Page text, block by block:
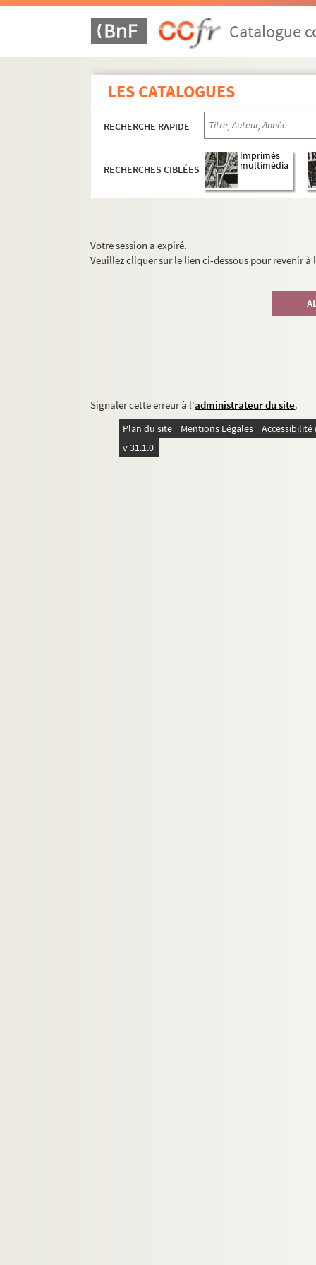
Catalogue
LES CATALOGUES
RECHERCHE RAPIDE
RECHERCHES CIBLÉES
Imprimés
multimédia
Votre session a expiré.
Veuillez cliquer sur le lien ci-dessous pour revenir
Signaler cette erreur à l'administrateur du site.
Plan du site Mentions Légales
v 31.1.0